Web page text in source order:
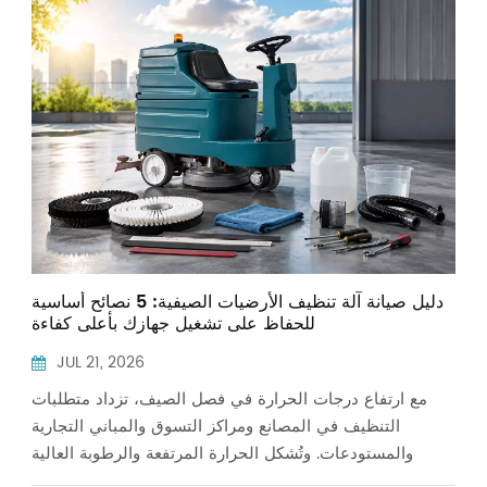
中文
دليل صيانة آلة تنظيف الأرضيات الصيفية: 5 نصائح أساسية
للحفاظ على تشغيل جهازك بأعلى كفاءة
JUL 21, 2026
مع ارتفاع درجات الحرارة في فصل الصيف، تزداد متطلبات
التنظيف في المصانع ومراكز التسوق والمباني التجارية
والمستودعات. وتُشكل الحرارة المرتفعة والرطوبة العالية
وساعات التشغيل الطويلة ضغطًا إضافيًا على المكونات